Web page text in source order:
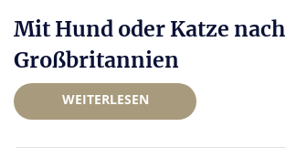
Mit Hund oder Katze nach
Großbritannien
WEITERLESEN